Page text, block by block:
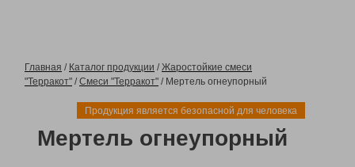
Продукция является безопасной для человека
Главная / Каталог продукции /Жаростойкие смеси
"Терракот" /Смеси "Терракот" / Мертель огнеупорный
Мертель огнеупорный